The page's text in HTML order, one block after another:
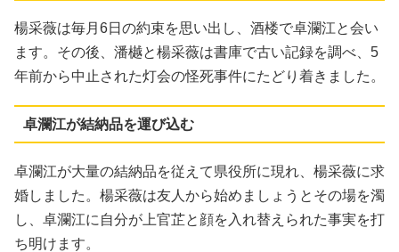
楊采薇は毎月6日の約束を思い出し、酒楼で卓瀾江と会い
ます。その後、潘樾と楊采薇は書庫で古い記録を調べ、5
年前から中止された灯会の怪死事件にたどり着きました。
卓瀾江が結納品を運び込む
卓瀾江が大量の結納品を従えて県役所に現れ、楊采薇に求
婚しました。楊采薇は友人から始めましょうとその場を濁
し、卓瀾江に自分が上官芷と顔を入れ替えられた事実を打
ち明けます。